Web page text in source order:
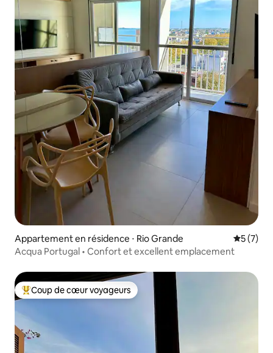
Appartement en résidence ⋅ Rio Grande
5 (7)
Acqua Portugal • Confort et excellent emplacement
Coups de cœur voyageurs les plus appréciés
Coup de cœur voyageurs